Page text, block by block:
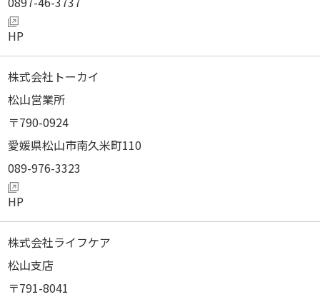
株式会社トーカイ
松山営業所
790-0924
愛媛県松山市南久米町110
089-976-3323
株式会社ライフケア
松山支店
791-8041